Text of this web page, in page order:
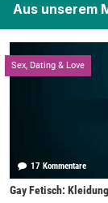
Aus unserem
Sex, Dating & Love
17 Kommentare
Gay Fetisch: Kleidung